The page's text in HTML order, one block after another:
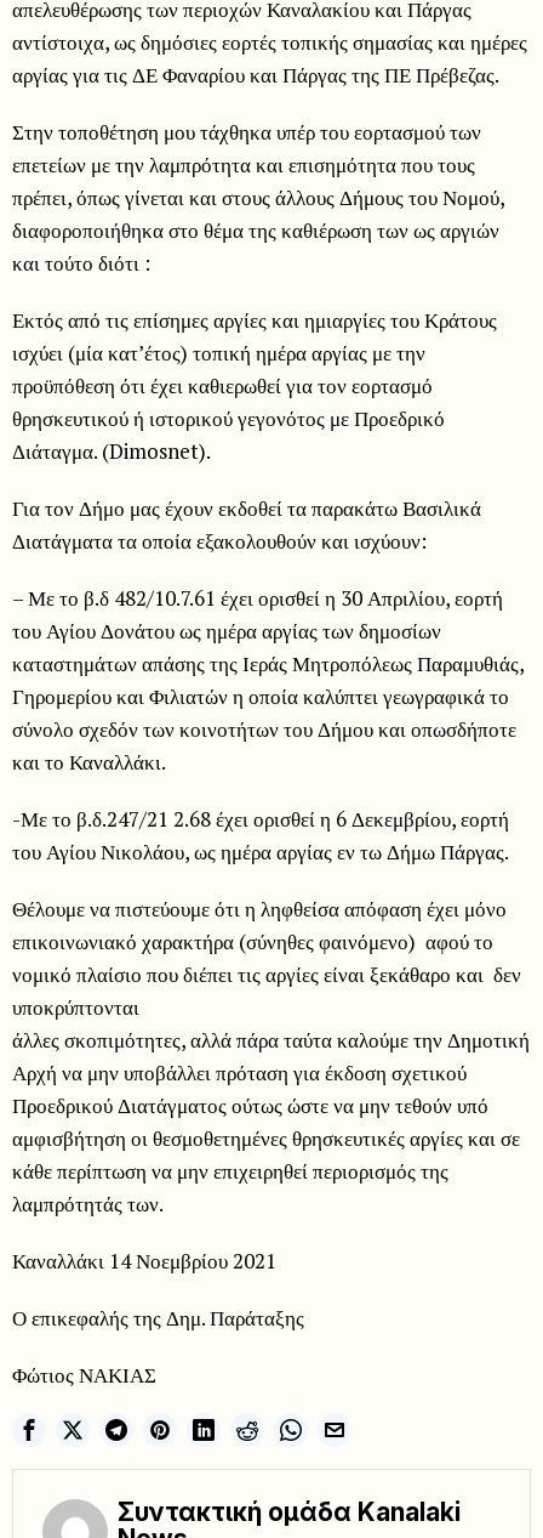
απελευθέρωσης των περιοχών Καναλακίου και Πάργας
αντίστοιχα, ως δημόσιες εορτές τοπικής σημασίας και ημέρες
αργίας για τις ΔΕ Φαναρίου και Πάργας της ΠΕ Πρέβεζας.
Στην τοποθέτηση μου τάχθηκα υπέρ του εορτασμού των
επετείων με την λαμπρότητα και επισημότητα που τους
πρέπει, όπως γίνεται και στους άλλους Δήμους του Νομού,
διαφοροποιήθηκα στο θέμα της καθιέρωση των ως αργιών
και τούτο διότι :
Εκτός από τις επίσημες αργίες και ημιαργίες του Κράτους
ισχύει (μία κατ’έτος) τοπική ημέρα αργίας με την
προϋπόθεση ότι έχει καθιερωθεί για τον εορτασμό
θρησκευτικού ή ιστορικού γεγονότος με Προεδρικό
Διάταγμα. (Dimosnet).
Για τον Δήμο μας έχουν εκδοθεί τα παρακάτω Βασιλικά
Διατάγματα τα οποία εξακολουθούν και ισχύουν:
– Με το β.δ 482/10.7.61 έχει ορισθεί η 30 Απριλίου, εορτή
του Αγίου Δονάτου ως ημέρα αργίας των δημοσίων
καταστημάτων απάσης της Ιεράς Μητροπόλεως Παραμυθιάς,
Γηρομερίου και Φιλιατών η οποία καλύπτει γεωγραφικά το
σύνολο σχεδόν των κοινοτήτων του Δήμου και οπωσδήποτε
και το Καναλλάκι.
-Με το β.δ.247/21 2.68 έχει ορισθεί η 6 Δεκεμβρίου, εορτή
του Αγίου Νικολάου, ως ημέρα αργίας εν τω Δήμω Πάργας.
Θέλουμε να πιστεύουμε ότι η ληφθείσα απόφαση έχει μόνο
επικοινωνιακό χαρακτήρα (σύνηθες φαινόμενο) αφού το
νομικό πλαίσιο που διέπει τις αργίες είναι ξεκάθαρο και δεν
υποκρύπτονται
άλλες σκοπιμότητες, αλλά πάρα ταύτα καλούμε την Δημοτική
Αρχή να μην υποβάλλει πρόταση για έκδοση σχετικού
Προεδρικού Διατάγματος ούτως ώστε να μην τεθούν υπό
αμφισβήτηση οι θεσμοθετημένες θρησκευτικές αργίες και σε
κάθε περίπτωση να μην επιχειρηθεί περιορισμός της
λαμπρότητάς των.
Καναλλάκι 14 Νοεμβρίου 2021
Ο επικεφαλής της Δημ. Παράταξης
Φώτιος ΝΑΚΙΑΣ
Συντακτική ομάδα Kanalaki